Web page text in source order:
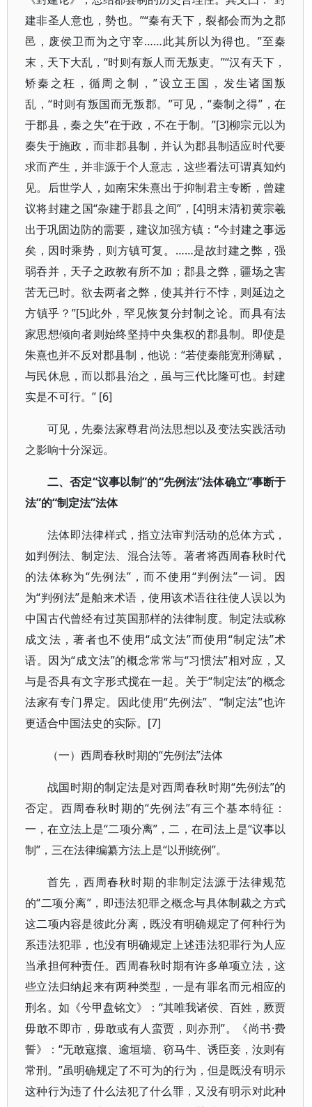
建非圣人意也，勢也。”“秦有天下，裂都会而为之郡
邑，废侯卫而为之守宰……此其所以为得也。”至秦
末，天下大乱，“时则有叛人而无叛吏。”“汉有天下，
矫秦之枉，循周之制，”设立王国，发生诸国叛
乱，“时则有叛国而无叛郡。”可见，“秦制之得”，在
于郡县，秦之失“在于政，不在于制。”[3]柳宗元以为
秦失于施政，而非郡县制，并认为郡县制适应时代要
求而产生，并非源于个人意志，这些看法可谓真知灼
见。后世学人，如南宋朱熹出于抑制君主专断，曾建
议将封建之国“杂建于郡县之间”，[4]明末清初黄宗羲
出于巩固边防的需要，建议加强方镇：“今封建之事远
矣，因时乘势，则方镇可复。……是故封建之弊，强
弱吞并，天子之政教有所不加；郡县之弊，疆场之害
苦无已时。欲去两者之弊，使其并行不悖，则延边之
方镇乎？”[5]此外，罕见恢复分封制之论。而具有法
家思想倾向者则始终坚持中央集权的郡县制。即使是
朱熹也并不反对郡县制，他说：“若使秦能宽刑薄赋，
与民休息，而以郡县治之，虽与三代比隆可也。封建
实是不可行。” [6]
可见，先秦法家尊君尚法思想以及变法实践活动
之影响十分深远。
二、否定“议事以制”的“先例法”法体确立“事断于
法”的“制定法”法体
法体即法律样式，指立法审判活动的总体方式，
如判例法、制定法、混合法等。著者将西周春秋时代
的法体称为“先例法”，而不使用“判例法”一词。因
为“判例法”是舶来术语，使用该术语往往使人误以为
中国古代曾经有过英国那样的法律制度。制定法或称
成文法，著者也不使用“成文法”而使用“制定法”术
语。因为“成文法”的概念常常与“习惯法”相对应，又
与是否具有文字形式搅在一起。关于“制定法”的概念
法家有专门界定。因此使用“先例法”、“制定法”也许
更适合中国法史的实际。[7]
（一）西周春秋时期的“先例法”法体
战国时期的制定法是对西周春秋时期“先例法”的
否定。西周春秋时期的“先例法”有三个基本特征：
一，在立法上是“二项分离”，二，在司法上是“议事以
制”，三在法律编纂方法上是“以刑统例”。
首先，西周春秋时期的非制定法源于法律规范
的“二项分离”，即违法犯罪之概念与具体制裁之方式
这二项内容是彼此分离，既没有明确规定了何种行为
系违法犯罪，也没有明确规定上述违法犯罪行为人应
当承担何种责任。西周春秋时期有许多单项立法，这
些立法归纳起来有两种类型，一是有罪名而元相应的
刑名。如《兮甲盘铭文》：“其唯我诸侯、百姓，厥贾
毋敢不即市，毋敢或有人蛮贾，则亦刑”。《尚书·费
誓》：“无敢寇攘、逾垣墙、窃马牛、诱臣妾，汝则有
常刑。”虽明确规定了不可为的行为，但是既没有明示
这种行为违了什么法犯了什么罪，又没有明示对此种